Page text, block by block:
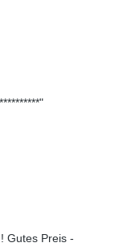
Gutes Preis -